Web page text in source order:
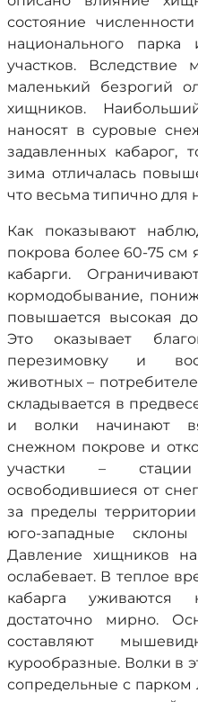
состояние
национального
участков. Вследствие
маленький безрогий
хищников.
наносят в суровые
задавленных кабарог,
зима отличалась
что весьма типично для
Как показывают
покрова более 60-75 см
кабарги.
кормодобывание,
повышается высокая
Это оказывает
перезимовку и
животных –
складывается в
и волки начинают
снежном покрове и
участки –
освободившиеся от
за пределы
юго-западные склоны
Давление хищников
ослабевает. В теплое
кабарга уживаются
достаточно мирно.
составляют
курообразные. Волки в
сопредельные с парком